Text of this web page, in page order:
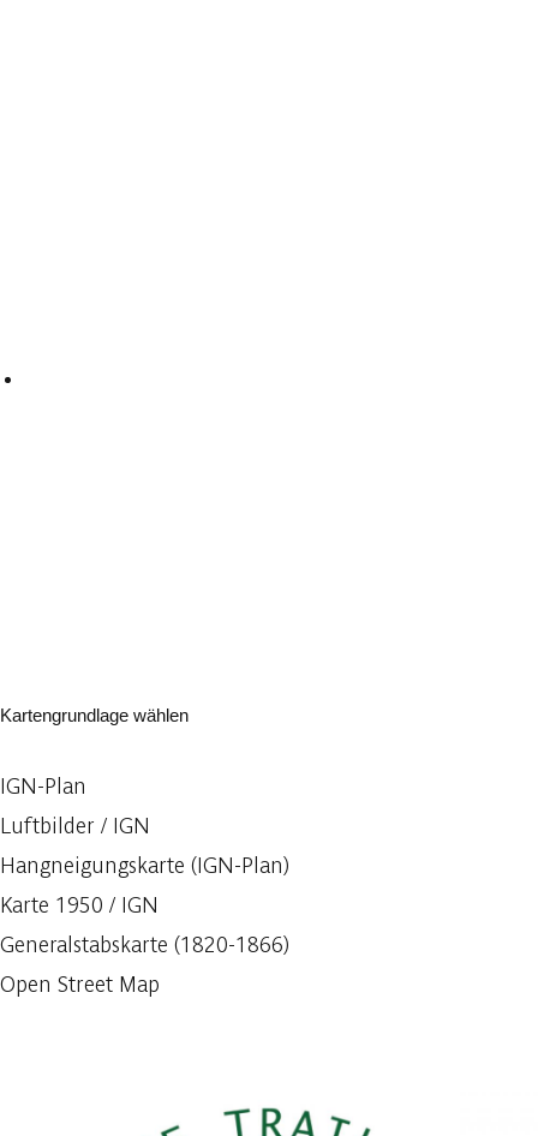
Kartengrundlage wählen
IGN-Plan
Luftbilder / IGN
Hangneigungskarte (IGN-Plan)
Karte 1950 / IGN
Generalstabskarte (1820-1866)
Open Street Map